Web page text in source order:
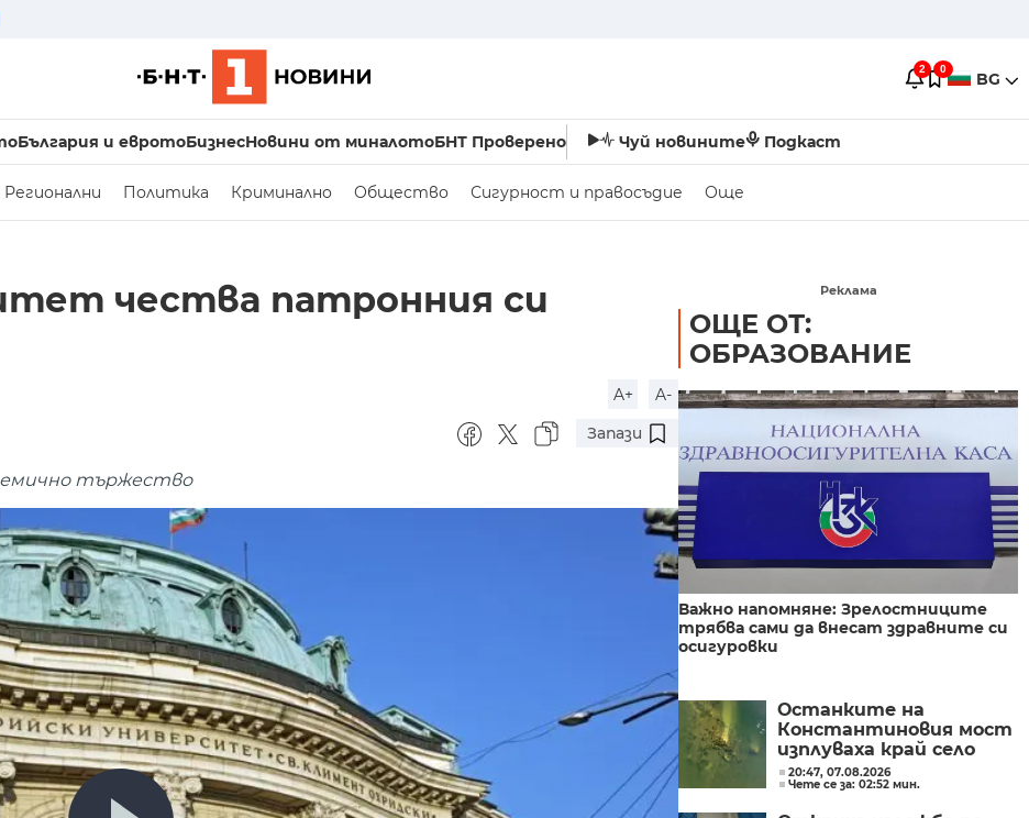
2 0 BG
България и евротоБизнесНовини от миналотоБНТ Проверено Чуй новините Подкаст
Регионални Политика Криминално Общество Сигурност и правосъдие Още
чества патронния си
A+
A-
Запази
тържество
Реклама
ОЩЕ ОТ:
ОБРАЗОВАНИЕ
Важно напомняне: Зрелостниците
трябва сами да внесат здравните си
осигуровки
Останките на
Константиновия мост
изплуваха край село
Гиген
20:47, 07.08.2026
Чете се за: 02:52 мин.